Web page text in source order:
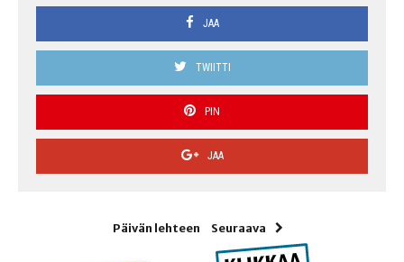
JAA
TWIITTI
PIN
JAA
Päivän lehteen Seuraava